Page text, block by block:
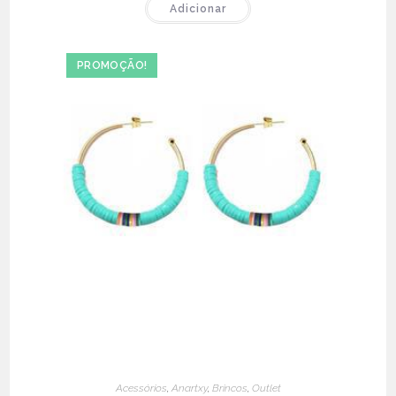
era:
€42.00.
é:
€21.00.
Adicionar
PROMOÇÃO!
Acessórios, Anartxy, Brincos, Outlet